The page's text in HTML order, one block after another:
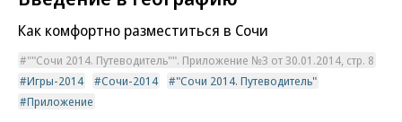
Как комфортно разместиться в Сочи
""Сочи 2014. Путеводитель"". Приложение №3 от 30.01.2014, стр. 8
Игры-2014
Сочи-2014
"Сочи 2014. Путеводитель"
Приложение